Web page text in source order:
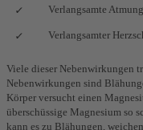
Verlangsamte Atmung
Verlangsamter
Viele dieser Nebenwirkungen
Nebenwirkungen sind
Körper versucht einen
überschüssige Magnesium so
kann es zu Blähungen,